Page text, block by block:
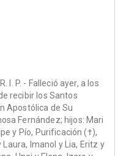
I. P. - Falleció ayer, a los
recibir los Santos
Apostólica de Su
Fernández; hijos: Mari
y Pío, Purificación (†),
Imanol y Lia, Eritz y